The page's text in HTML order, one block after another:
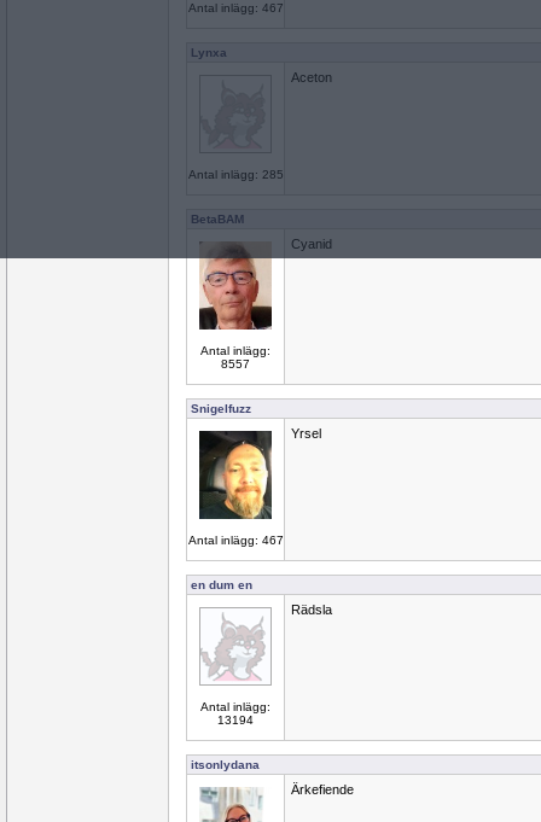
Antal inlägg: 467
Lynxa
Antal inlägg: 285
Aceton
BetaBAM
Antal inlägg:
8557
Cyanid
Snigelfuzz
Antal inlägg: 467
Yrsel
en dum en
Antal inlägg:
13194
Rädsla
itsonlydana
Ärkefiende